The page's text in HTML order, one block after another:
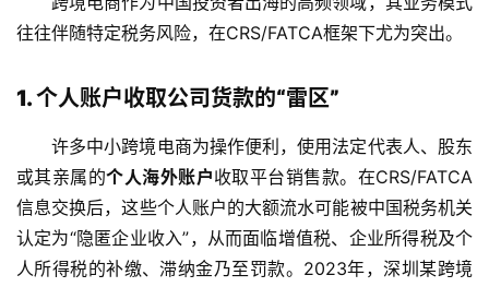
往往伴随特定税务风险，在CRS/FATCA框架下尤为突出。
1. 个人账户收取公司货款的“雷区”
许多中小跨境电商为操作便利，使用法定代表人、股东
或其亲属的个人海外账户收取平台销售款。在CRS/FATCA
信息交换后，这些个人账户的大额流水可能被中国税务机关
认定为“隐匿企业收入”，从而面临增值税、企业所得税及个
人所得税的补缴、滞纳金乃至罚款。2023年，深圳某跨境